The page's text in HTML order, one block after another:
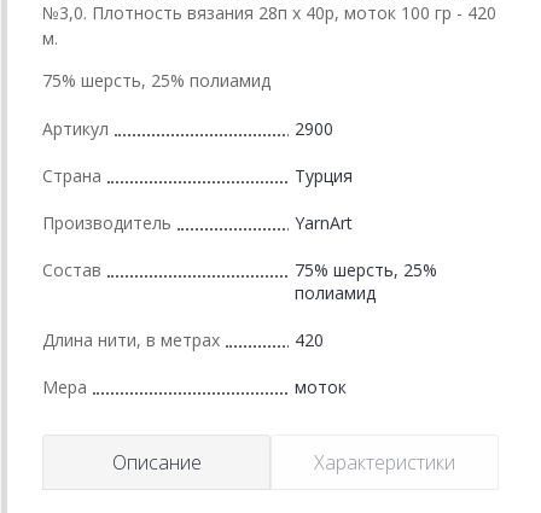
№3,0. Плотность вязания 28п х 40р, моток 100 гр - 420
м.
75% шерсть, 25% полиамид
Артикул 2900
Страна Турция
Производитель YarnArt
Состав
75% шерсть, 25%
полиамид
Длина нити, в метрах 420
Мера моток
Описание Характеристики